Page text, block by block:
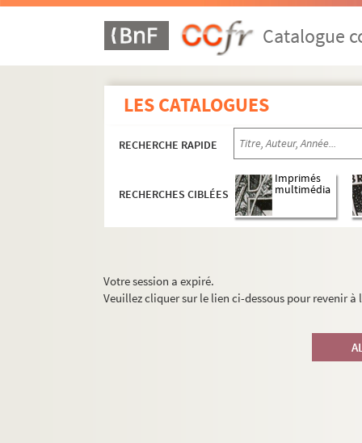
Catalogue
LES CATALOGUES
RECHERCHE RAPIDE
RECHERCHES CIBLÉES
Imprimés
multimédia
Votre session a expiré.
Veuillez cliquer sur le lien ci-dessous pour revenir